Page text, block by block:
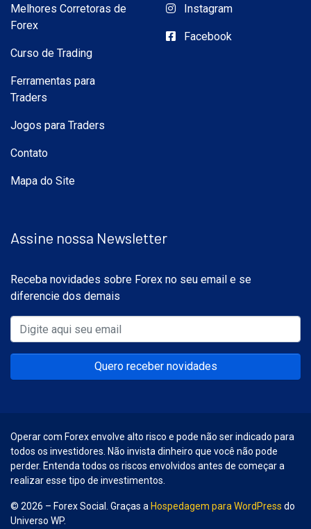
Melhores Corretoras de
Forex
Curso de Trading
Ferramentas para
Traders
Jogos para Traders
Contato
Mapa do Site
Instagram
Facebook
Assine nossa Newsletter
Receba novidades sobre Forex no seu email e se
diferencie dos demais
Quero receber novidades
Operar com Forex envolve alto risco e pode não ser indicado para
todos os investidores. Não invista dinheiro que você não pode
perder. Entenda todos os riscos envolvidos antes de começar a
realizar esse tipo de investimentos.
© 2026 – Forex Social. Graças a Hospedagem para WordPress do
Universo WP.